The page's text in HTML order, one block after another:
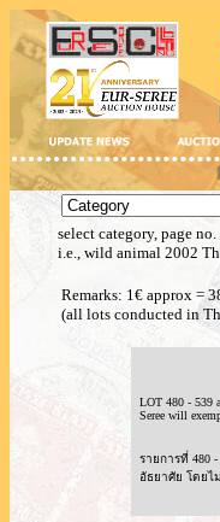
select category, page
i.e., wild animal 2002
Remarks: 1€ approx =
(all lots conducted in
LOT 480 - 539
Seree will
รายการที่ 480
อัธยาศัย โดยไ